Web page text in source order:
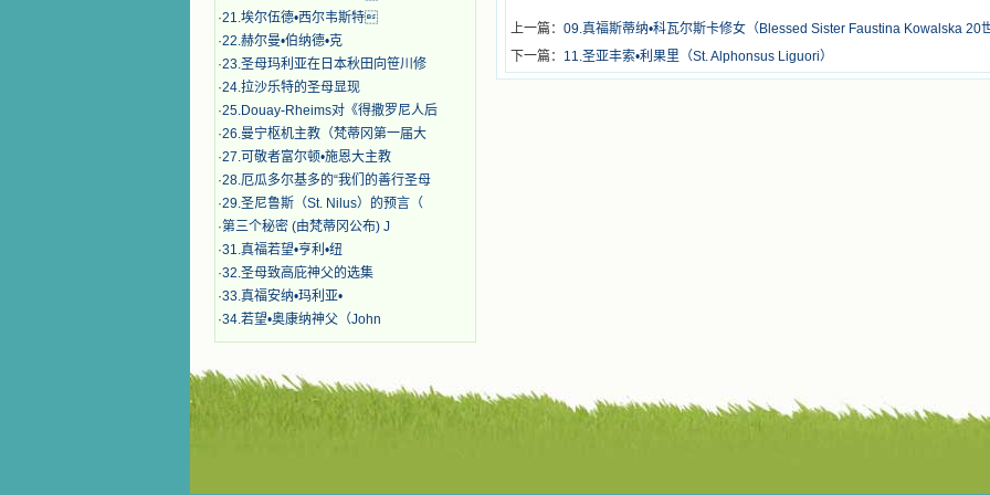
·21.埃尔伍德•西尔韦斯特
·22.赫尔曼•伯纳德•克
·23.圣母玛利亚在日本秋田向笹川修
·24.拉沙乐特的圣母显现
·25.Douay-Rheims对《得撒罗尼人后
·26.曼宁枢机主教（梵蒂冈第一届大
·27.可敬者富尔顿•施恩大主教
·28.厄瓜多尔基多的“我们的善行圣母
·29.圣尼鲁斯（St. Nilus）的预言（
·第三个秘密 (由梵蒂冈公布) J
·31.真福若望•亨利•纽
·32.圣母致高庇神父的选集
·33.真福安纳•玛利亚•
·34.若望•奥康纳神父（John
上一篇： 09.真福斯蒂纳•科瓦尔斯卡修女（Blessed Sister Faustina Kowalska 20
下一篇： 11.圣亚丰索•利果里（St. Alphonsus Liguori）